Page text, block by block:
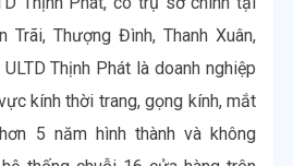
Trãi, Thượng Đình, Thanh Xuân,
Thịnh Phát là doanh nghiệp
kính thời trang, gọng kính, mắt
5 năm hình thành và không